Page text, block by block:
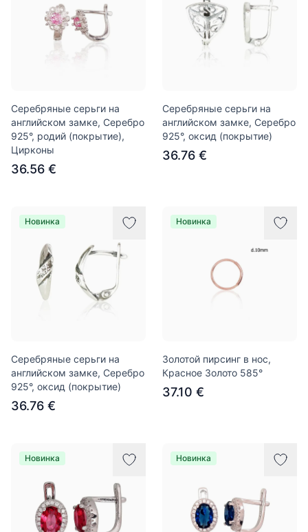
Серебряные серьги на
английском замке, Серебро
925°, родий (покрытие),
Цирконы
36.56 €
Серебряные серьги на
английском замке, Серебро
925°, оксид (покрытие)
36.76 €
Новинка
Серебряные серьги на
английском замке, Серебро
925°, оксид (покрытие)
36.76 €
Новинка
Золотой пирсинг в нос,
Красное Золото 585°
37.10 €
Новинка Новинка